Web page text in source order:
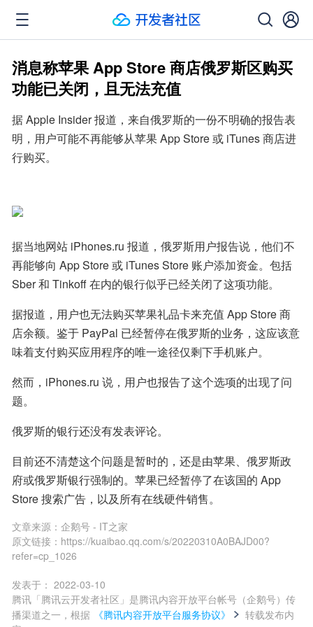
消息称苹果 App Store 商店俄罗斯区购买
功能已关闭，且无法充值
据 Apple Insider 报道，来自俄罗斯的一份不明确的报告表
明，用户可能不再能够从苹果 App Store 或 iTunes 商店进
行购买。
据当地网站 iPhones.ru 报道，俄罗斯用户报告说，他们不
再能够向 App Store 或 iTunes Store 账户添加资金。包括
Sber 和 Tinkoff 在内的银行似乎已经关闭了这项功能。
据报道，用户也无法购买苹果礼品卡来充值 App Store 商
店余额。鉴于 PayPal 已经暂停在俄罗斯的业务，这应该意
味着支付购买应用程序的唯一途径仅剩下手机账户。
然而，iPhones.ru 说，用户也报告了这个选项的出现了问
题。
俄罗斯的银行还没有发表评论。
目前还不清楚这个问题是暂时的，还是由苹果、俄罗斯政
府或俄罗斯银行强制的。苹果已经暂停了在该国的 App
Store 搜索广告，以及所有在线硬件销售。
文章来源： 企鹅号 - IT之家
原文链接： https://kuaibao.qq.com/s/20220310A0BAJD00?
refer=cp_1026
发表于： 2022-03-10
腾讯「腾讯云开发者社区」是腾讯内容开放平台帐号（企鹅号）传
播渠道之一，根据
《腾讯内容开放平台服务协议》
转载发布内